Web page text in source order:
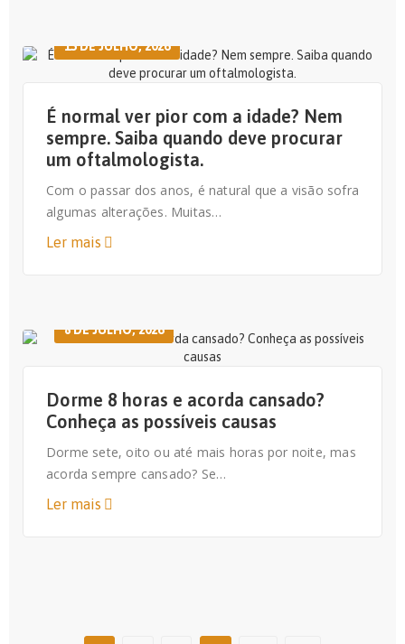
15 DE JULHO, 2026
É normal ver pior com a idade? Nem
sempre. Saiba quando deve procurar
um oftalmologista.
Com o passar dos anos, é natural que a visão sofra
algumas alterações. Muitas…
Ler mais
8 DE JULHO, 2026
Dorme 8 horas e acorda cansado?
Conheça as possíveis causas
Dorme sete, oito ou até mais horas por noite, mas
acorda sempre cansado? Se…
Ler mais